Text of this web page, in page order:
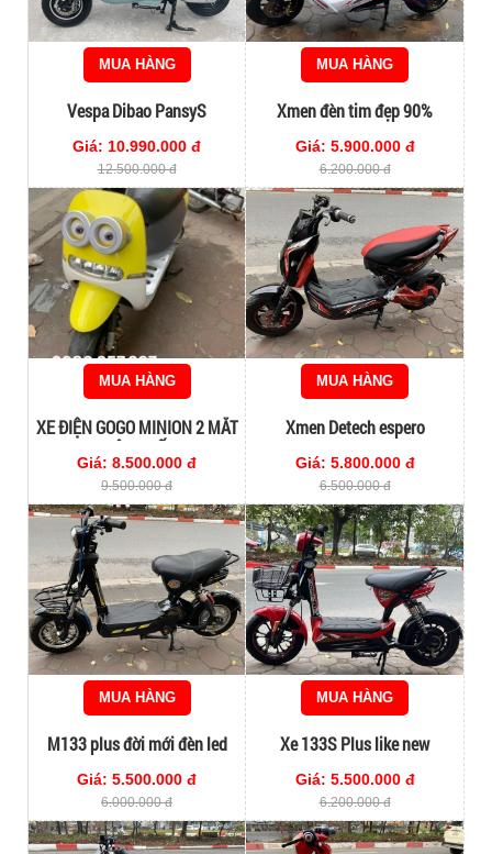
MUA HÀNG
Vespa Dibao PansyS
Giá: 10.990.000 đ
12.500.000 đ
MUA HÀNG
Xmen đèn tim đẹp 90%
Giá: 5.900.000 đ
6.200.000 đ
MUA HÀNG
XE ĐIỆN GOGO MINION 2 MẮT
SIÊU CHẤT
Giá: 8.500.000 đ
9.500.000 đ
MUA HÀNG
Xmen Detech espero
Giá: 5.800.000 đ
6.500.000 đ
MUA HÀNG
M133 plus đời mới đèn led
Giá: 5.500.000 đ
6.000.000 đ
MUA HÀNG
Xe 133S Plus like new
Giá: 5.500.000 đ
6.200.000 đ